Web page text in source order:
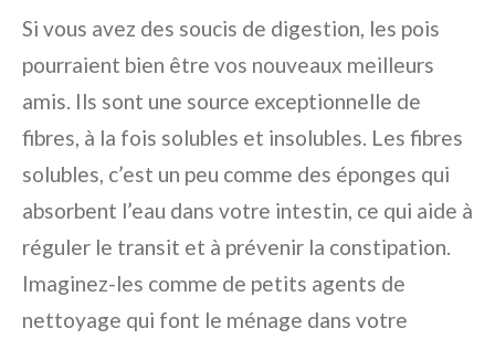
Si vous avez des soucis de digestion, les pois
pourraient bien être vos nouveaux meilleurs
amis. Ils sont une source exceptionnelle de
fibres, à la fois solubles et insolubles. Les fibres
solubles, c’est un peu comme des éponges qui
absorbent l’eau dans votre intestin, ce qui aide à
réguler le transit et à prévenir la constipation.
Imaginez-les comme de petits agents de
nettoyage qui font le ménage dans votre